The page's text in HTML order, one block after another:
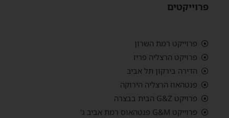
פרוייקטים
פרוייקט רמת השרון
פרויקט הרצליה פריז
הדירה בירקון תל אביב
פנטהאוז הרצליה הירוקה
פרויקט G&Z הבית בבצרה
פרוייקט G&M פנטהאוס רמת אביב ג'